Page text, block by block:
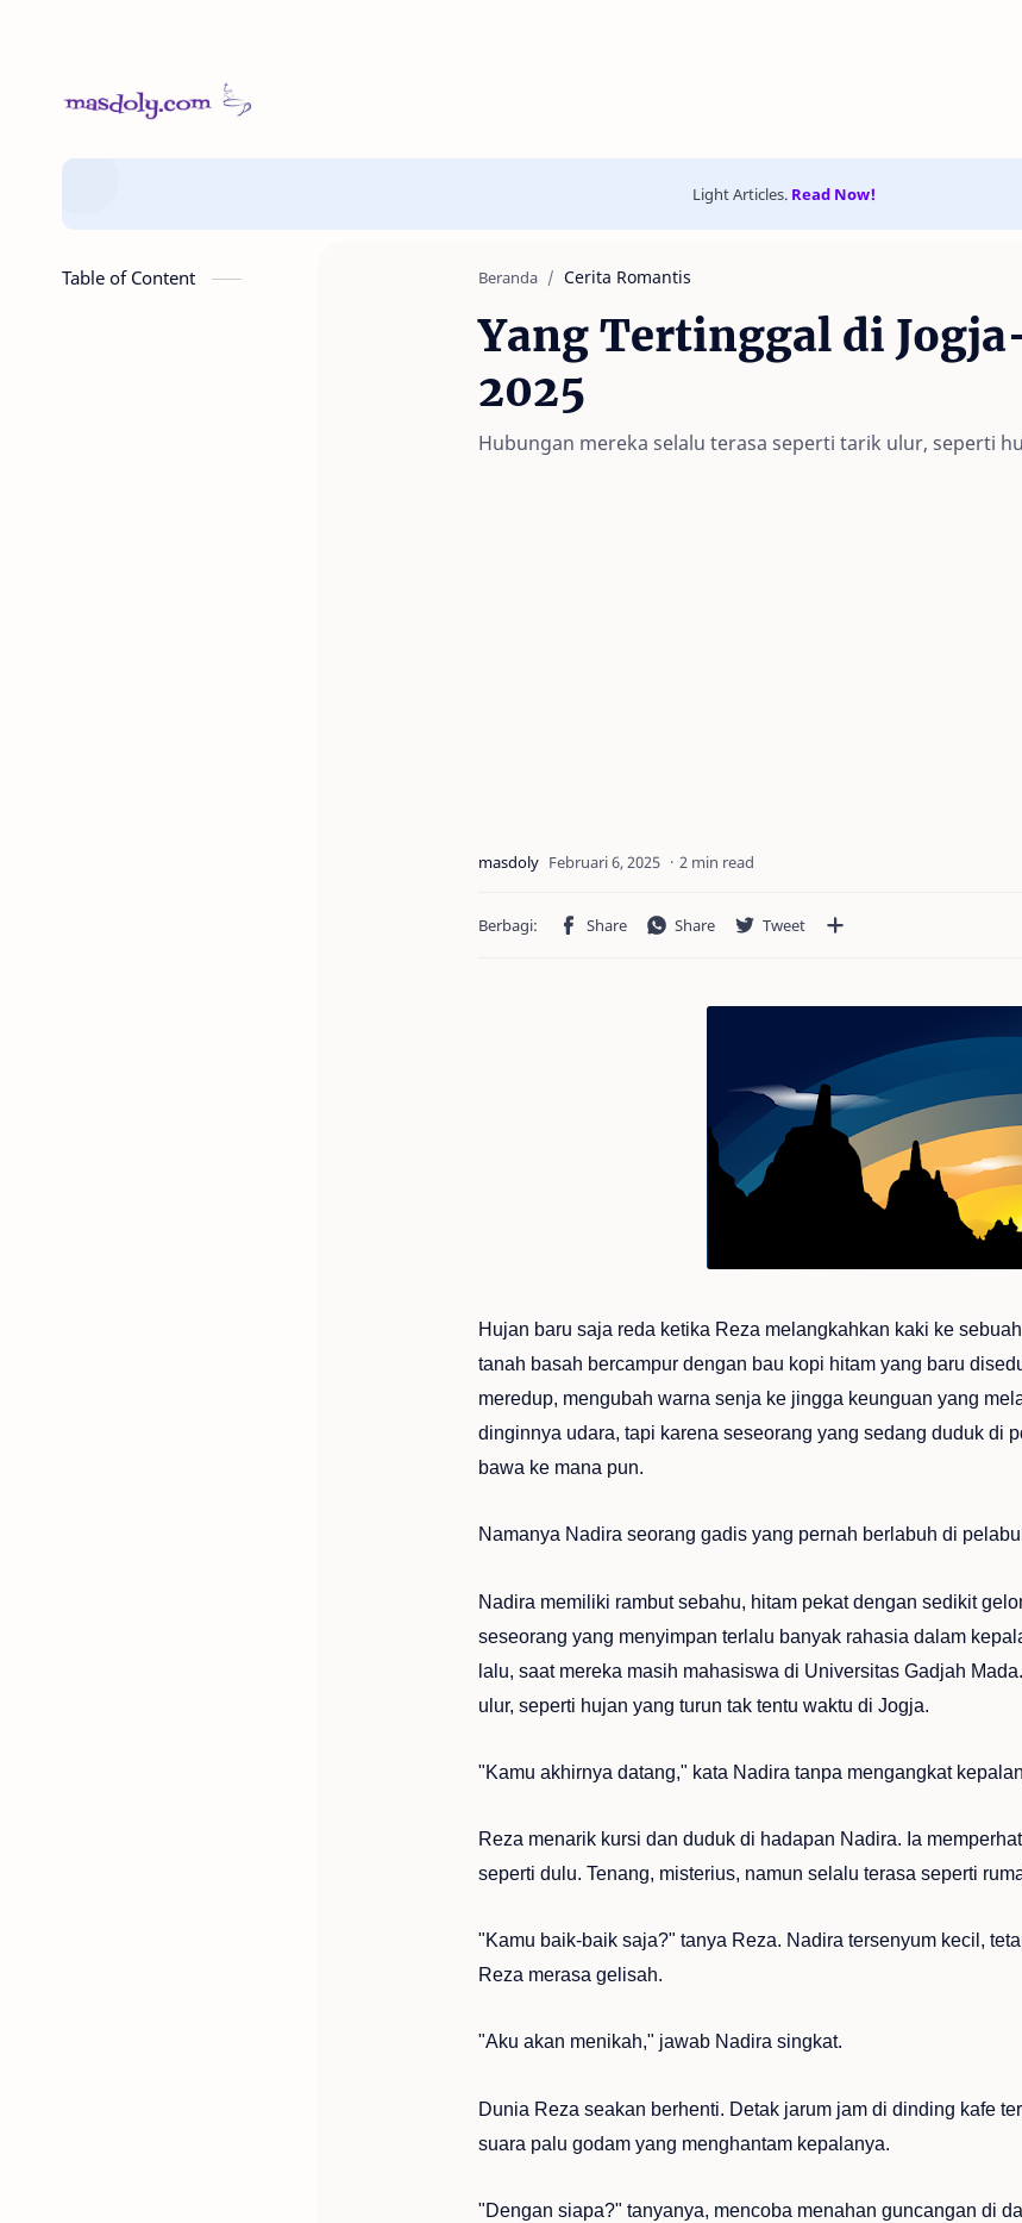
Light Articles. Read Now!
Table of Content Beranda Cerita Romantis
Yang Tertinggal di
2025
Hubungan mereka selalu terasa seperti tarik ulur, seperti
2 min read
Hujan baru saja reda ketika Reza melangkahkan kaki ke
tanah basah bercampur dengan bau kopi hitam yang baru
meredup, mengubah warna senja ke jingga keunguan yang
dinginnya udara, tapi karena seseorang yang sedang duduk di
bawa ke mana pun.
Namanya Nadira seorang gadis yang pernah berlabuh di
Nadira memiliki rambut sebahu, hitam pekat dengan sedikit
seseorang yang menyimpan terlalu banyak rahasia dalam
lalu, saat mereka masih mahasiswa di Universitas Gadjah
ulur, seperti hujan yang turun tak tentu waktu di Jogja.
"Kamu akhirnya datang," kata Nadira tanpa mengangkat
Reza menarik kursi dan duduk di hadapan Nadira. Ia
seperti dulu. Tenang, misterius, namun selalu terasa seperti
"Kamu baik-baik saja?" tanya Reza. Nadira tersenyum kecil,
Reza merasa gelisah.
"Aku akan menikah," jawab Nadira singkat.
Dunia Reza seakan berhenti. Detak jarum jam di dinding kafe
suara palu godam yang menghantam kepalanya.
"Dengan siapa?" tanyanya, mencoba menahan guncangan di